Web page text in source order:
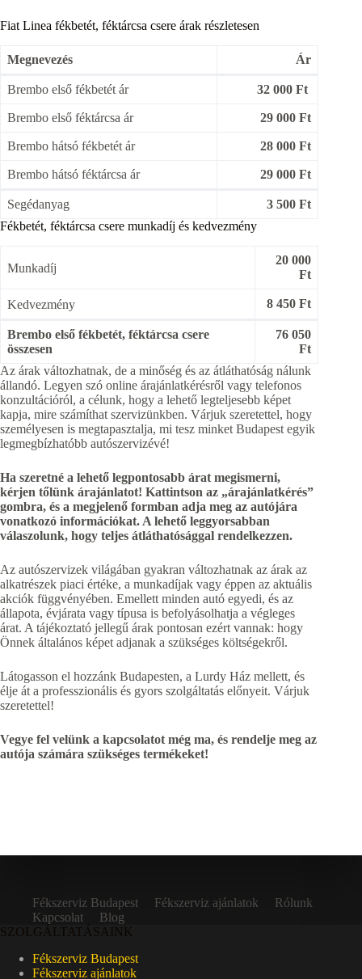
Fiat Linea fékbetét, féktárcsa csere árak részletesen
Megnevezés Ár
Brembo első fékbetét ár 32 000 Ft
Brembo első féktárcsa ár 29 000 Ft
Brembo hátsó fékbetét ár 28 000 Ft
Brembo hátsó féktárcsa ár 29 000 Ft
Segédanyag
3 500 Ft
Fékbetét, féktárcsa csere munkadíj és kedvezmény
Munkadíj
20 000
Ft
Kedvezmény 8 450 Ft
Brembo első fékbetét, féktárcsa csere
összesen
76 050
Ft
Az árak változhatnak, de a minőség és az átláthatóság nálunk
állandó. Legyen szó online árajánlatkérésről vagy telefonos
konzultációról, a célunk, hogy a lehető legteljesebb képet
kapja, mire számíthat szervizünkben. Várjuk szeretettel, hogy
személyesen is megtapasztalja, mi tesz minket Budapest egyik
legmegbízhatóbb autószervizévé!
Ha szeretné a lehető legpontosabb árat megismerni,
kérjen tőlünk árajánlatot! Kattintson az „árajánlatkérés”
gombra, és a megjelenő formban adja meg az autójára
vonatkozó információkat. A lehető leggyorsabban
válaszolunk, hogy teljes átláthatósággal rendelkezzen.
Az autószervizek világában gyakran változhatnak az árak az
alkatrészek piaci értéke, a munkadíjak vagy éppen az aktuális
akciók függvényében. Emellett minden autó egyedi, és az
állapota, évjárata vagy típusa is befolyásolhatja a végleges
árat. A tájékoztató jellegű árak pontosan ezért vannak: hogy
Önnek általános képet adjanak a szükséges költségekről.
Látogasson el hozzánk Budapesten, a Lurdy Ház mellett, és
élje át a professzionális és gyors szolgáltatás előnyeit. Várjuk
szeretettel!
Vegye fel velünk a kapcsolatot még ma, és rendelje meg az
autója számára szükséges termékeket!
Fékszerviz Budapest Fékszerviz ajánlatok
Rólunk
Kapcsolat
Blog
SZOLGÁLTATÁSAINK
Fékszerviz Budapest
Fékszerviz ajánlatok